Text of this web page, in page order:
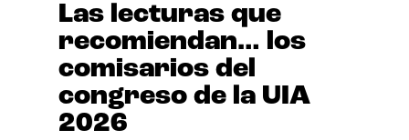
Las lecturas que
recomiendan… los
comisarios del
congreso de la UIA
2026